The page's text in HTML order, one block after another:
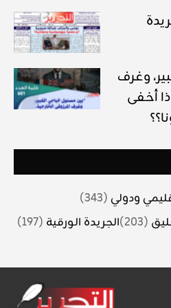
من جريدة
وغرف
أخفى
ودولي (343)
(203) الجريدة الورقية (197)